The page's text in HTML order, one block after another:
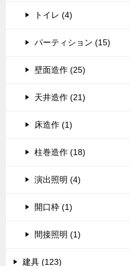
トイレ (4)
パーティション (15)
壁面造作 (25)
天井造作 (21)
床造作 (1)
柱巻造作 (18)
演出照明 (4)
開口枠 (1)
間接照明 (1)
建具 (123)